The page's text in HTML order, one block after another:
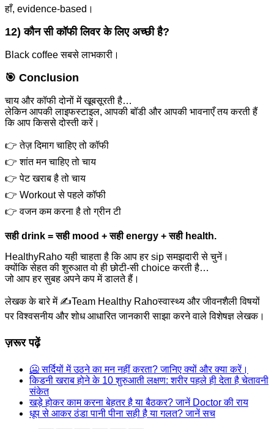
हाँ, evidence-based।
12) कौन सी कॉफी लिवर के लिए अच्छी है?
Black coffee सबसे लाभकारी।
🎯 Conclusion
चाय और कॉफी दोनों में खूबसूरती है…
लेकिन आपकी लाइफस्टाइल, आपकी बॉडी और आपकी भावनाएँ तय करती हैं
कि आप किससे दोस्ती करें।
👉 तेज़ दिमाग चाहिए तो कॉफी
👉 शांत मन चाहिए तो चाय
👉 पेट खराब है तो चाय
👉 Workout से पहले कॉफी
👉 वजन कम करना है तो ग्रीन टी
सही drink = सही mood + सही energy + सही health.
HealthyRaho यही चाहता है कि आप हर sip समझदारी से चुनें।
क्योंकि सेहत की शुरुआत वो ही छोटी-सी choice करती है…
जो आप हर सुबह अपने कप में डालते हैं।
लेखक के बारे में ✍️Team Healthy Rahoस्वास्थ्य और जीवनशैली विषयों
पर विश्वसनीय और शोध आधारित जानकारी साझा करने वाले विशेषज्ञ लेखक।
ज़रूर पढ़ें
🥶 सर्दियों में उठने का मन नहीं करता? जानिए क्यों और क्या करें।
किडनी खराब होने के 10 शुरुआती लक्षण: शरीर पहले ही देता है चेतावनी
संकेत
खड़े होकर काम करना बेहतर है या बैठकर? जानें Doctor की राय
धूप से आकर ठंडा पानी पीना सही है या गलत? जानें सच